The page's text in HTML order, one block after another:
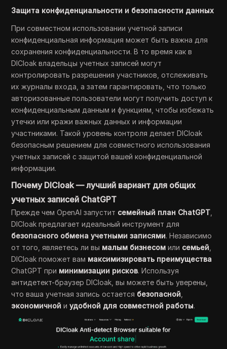
Защита конфиденциальности и безопасности данных
При совместном использовании учетной записи
конфиденциальная информация может быть важна для
сохранения конфиденциальности. В то время как в
DICloak владельцы учетных записей могут
контролировать разрешения участников, отслеживать
их журналы входа, а затем гарантировать, что только
авторизованные пользователи могут получить доступ к
конфиденциальным данным и функциям, чтобы избежать
утечки или кражи важных данных и информации
участниками. Такой уровень контроля делает DICloak
безопасным решением для совместного использования
учетных записей с защитой вашей конфиденциальной
информации.
Почему DICloak — лучший вариант для общих
учетных записей ChatGPT
Прежде чем OpenAI запустит семейный план ChatGPT,
DICloak предлагает идеальный инструмент для
безопасного обмена учетными записями. Независимо
от того, являетесь ли вы малым бизнесом или семьей,
DICloak поможет вам максимизировать преимущества
ChatGPT при минимизации рисков. Используя
антидетект-браузер DICloak, вы можете быть уверены,
что ваша учетная запись остается безопасной,
экономичной иудобной для совместной работы.